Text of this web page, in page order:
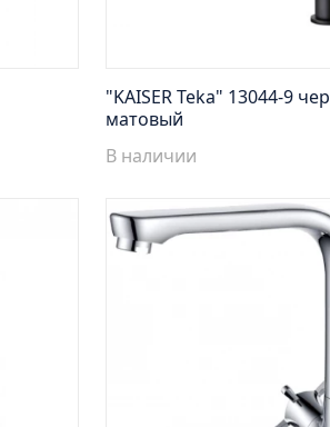
"KAISER Teka" 13044-9
матовый
В наличии